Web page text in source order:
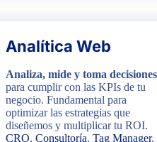
Analítica Web
Analiza, mide y toma decisiones
para cumplir con las KPIs de tu
negocio. Fundamental para
optimizar las estrategias que
diseñemos y multiplicar tu ROI.
CRO,Consultoría,Tag Manager,